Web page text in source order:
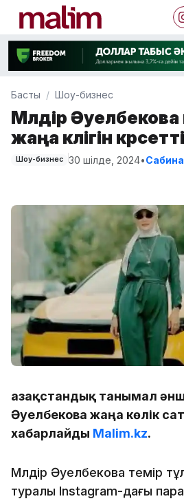
Басты Шоу-бизнес
Мөлдір Әуелбекова
жаңа көлігін көрсетті
Шоу-бизнес 30 шілде, 2024•Сабина
Қазақстандық танымал
Әуелбекова жаңа көлік
хабарлайды Malim.kz.
Мөлдір Әуелбекова темір
туралы Instagram-дағы